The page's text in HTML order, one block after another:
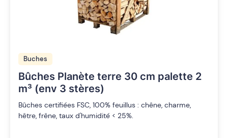
Buches
Bûches Planète terre 30 cm palette 2
m³ (env 3 stères)
Bûches certifiées FSC, 100% feuillus : chêne, charme,
hêtre, frêne, taux d'humidité < 25%.